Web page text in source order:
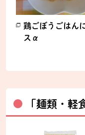
鶏ごぼうごはん
スα
「麺類・軽